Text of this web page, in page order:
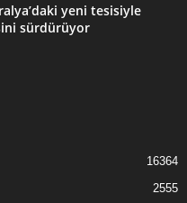
yeni tesisiyle
sürdürüyor
16364
2555